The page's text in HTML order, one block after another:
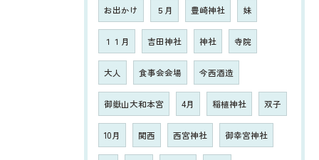
お出かけ ５月 豊崎神社 妹
１１月 吉田神社 神社 寺院
大人 食事会会場 今西酒造
御嶽山大和本宮 4月 稲植神社 双子
10月 関西 西宮神社 御幸宮神社